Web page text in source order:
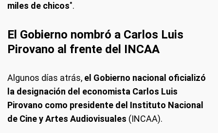
miles de chicos".
El Gobierno nombró a Carlos Luis
Pirovano al frente del INCAA
Algunos días atrás, el Gobierno nacional oficializó
la designación del economista Carlos Luis
Pirovano como presidente del Instituto Nacional
de Cine y Artes Audiovisuales (INCAA).